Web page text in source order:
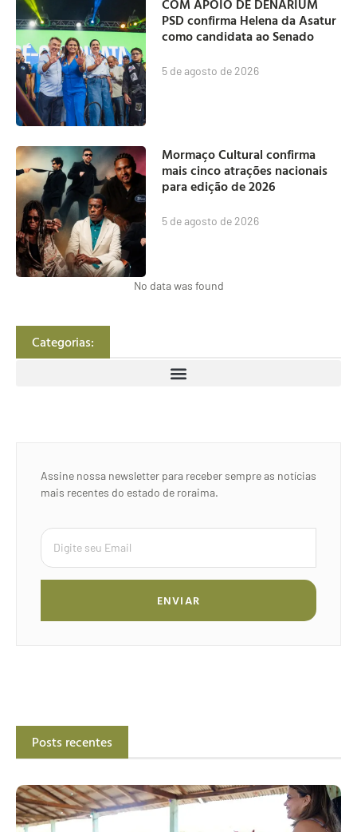
COM APOIO DE DENARIUM
PSD confirma Helena da Asatur
como candidata ao Senado
5 de agosto de 2026
Mormaço Cultural confirma
mais cinco atrações nacionais
para edição de 2026
5 de agosto de 2026
No data was found
Categorias:
Assine nossa newsletter para receber sempre as notícias
mais recentes do estado de roraima.
ENVIAR
Posts recentes